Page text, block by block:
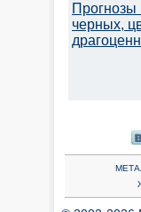
Прогнозы
черных,